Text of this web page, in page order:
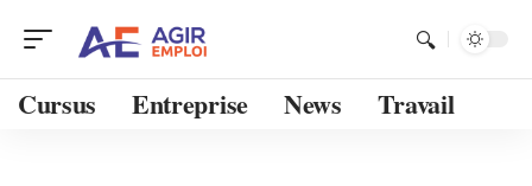
Cursus Entreprise News Travail